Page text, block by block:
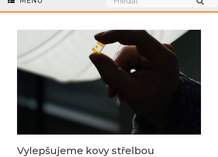
Vylepšujeme kovy střelbou